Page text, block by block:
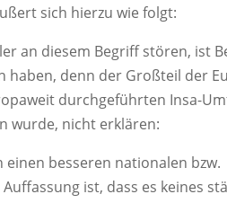
sich hierzu wie folgt:
an diesem Begriff stören, ist
haben, denn der Großteil der
durchgeführten Insa-
wurde, nicht erklären:
besseren nationalen bzw.
ist, dass es keines